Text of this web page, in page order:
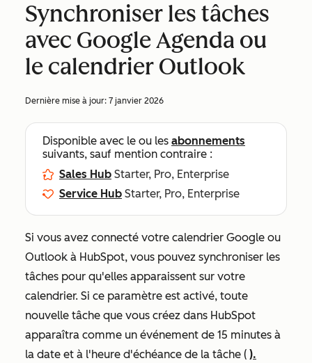
Synchroniser les tâches
avec Google Agenda ou
le calendrier Outlook
Dernière mise à jour: 7 janvier 2026
Disponible avec le ou les abonnements
suivants, sauf mention contraire :
Sales Hub Starter, Pro, Enterprise
Service Hub Starter, Pro, Enterprise
Si vous avez connecté votre calendrier Google ou
Outlook à HubSpot, vous pouvez synchroniser les
tâches pour qu'elles apparaissent sur votre
calendrier. Si ce paramètre est activé, toute
nouvelle tâche que vous créez dans HubSpot
apparaîtra comme un événement de 15 minutes à
la date et à l'heure d'échéance de la tâche ( ).